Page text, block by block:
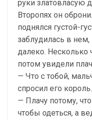
руки златовласую
Второпях он
поднялся густой-
заблудилась в
далеко. Несколько
потом увидели
— Что с тобой,
спросил его король.
— Плачу потому,
чтобы одеться, а